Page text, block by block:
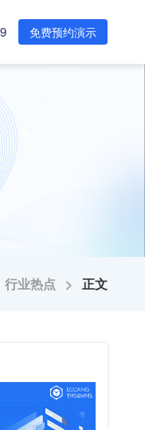
免费预约演示
行业热点 > 正文